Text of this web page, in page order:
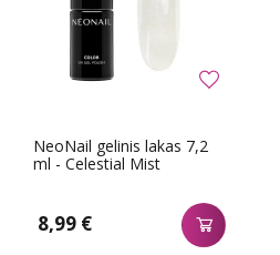
NeoNail gelinis lakas 7,2
ml - Celestial Mist
8,99 €